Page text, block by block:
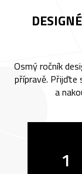
Osmý ročník
přípravě. Přijďte
a
1